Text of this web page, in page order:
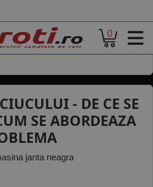
0
- DE CE SE
SE ABORDEAZA